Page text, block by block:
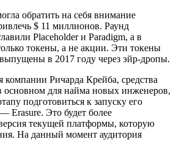
обратить на себя внимание
$ 11 миллионов. Раунд
Placeholder и Paradigm, а в
токены, а не акции. Эти токены
в 2017 году через эйр-дропы.
компании Ричарда Крейба, средства
основном для найма новых инженеров,
подготовиться к запуску его
Erasure. Это будет более
текущей платформы, которую
На данный момент аудитория